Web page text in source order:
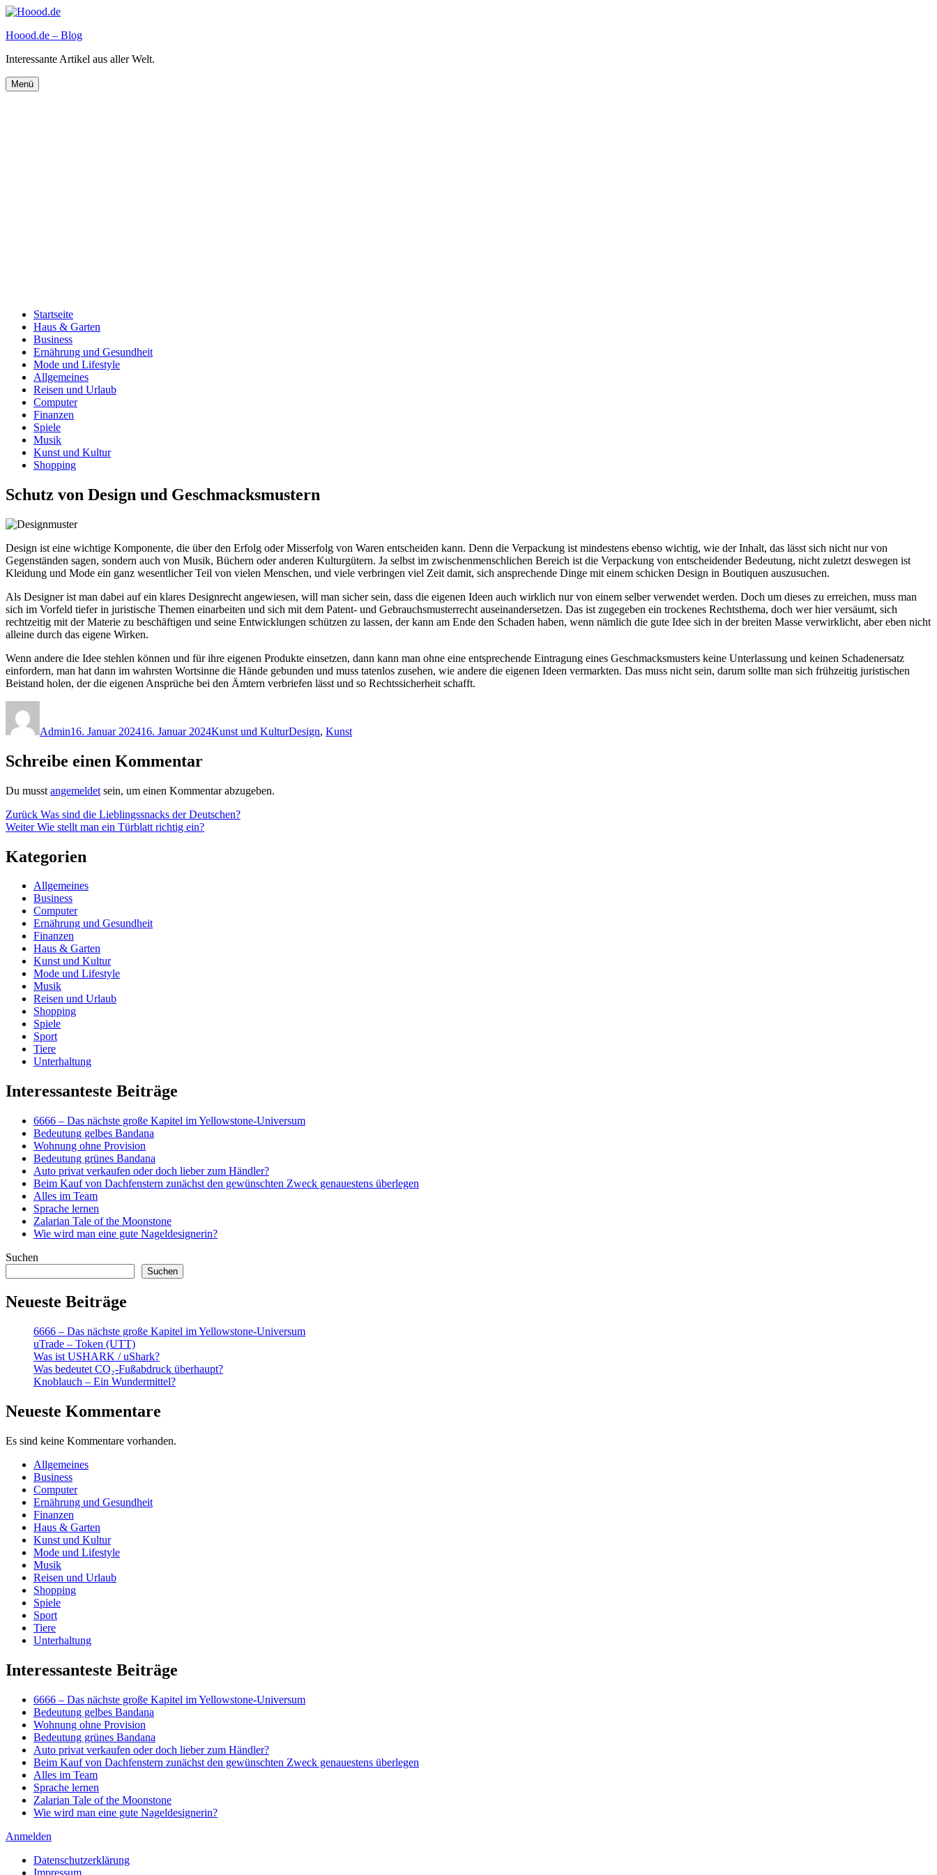
Zum
springen
Hoood.de – Blog
Interessante Artikel aus aller Welt.
Menü
Startseite
Haus & Garten
Business
Ernährung und Gesundheit
Mode und Lifestyle
Allgemeines
Reisen und Urlaub
Computer
Finanzen
Spiele
Musik
Kunst und Kultur
Shopping
Schutz von Design und Geschmacksmustern
Design ist eine wichtige Komponente, die über den Erfolg oder Misserfolg von Waren entscheiden kann. Denn die Verpackung ist mindestens ebenso wichtig, wie der Inhalt, das lässt sich nicht nur von
Gegenständen sagen, sondern auch von Musik, Büchern oder anderen Kulturgütern. Ja selbst im zwischenmenschlichen Bereich ist die Verpackung von entscheidender Bedeutung, nicht zuletzt deswegen ist
Kleidung und Mode ein ganz wesentlicher Teil von vielen Menschen, und viele verbringen viel Zeit damit, sich ansprechende Dinge mit einem schicken Design in Boutiquen auszusuchen.
Als Designer ist man dabei auf ein klares Designrecht angewiesen, will man sicher sein, dass die eigenen Ideen auch wirklich nur von einem selber verwendet werden. Doch um dieses zu erreichen, muss man
sich im Vorfeld tiefer in juristische Themen einarbeiten und sich mit dem Patent- und Gebrauchsmusterrecht auseinandersetzen. Das ist zugegeben ein trockenes Rechtsthema, doch wer hier versäumt, sich
rechtzeitig mit der Materie zu beschäftigen und seine Entwicklungen schützen zu lassen, der kann am Ende den Schaden haben, wenn nämlich die gute Idee sich in der breiten Masse verwirklicht, aber eben nicht
alleine durch das eigene Wirken.
Wenn andere die Idee stehlen können und für ihre eigenen Produkte einsetzen, dann kann man ohne eine entsprechende Eintragung eines Geschmacksmusters keine Unterlassung und keinen Schadenersatz
einfordern, man hat dann im wahrsten Wortsinne die Hände gebunden und muss tatenlos zusehen, wie andere die eigenen Ideen vermarkten. Das muss nicht sein, darum sollte man sich frühzeitig juristischen
Beistand holen, der die eigenen Ansprüche bei den Ämtern verbriefen lässt und so Rechtssicherheit schafft.
Admin16. Januar 202416. Januar 2024Kunst und KulturDesign, Kunst
Schreibe einen Kommentar
Du musst angemeldet sein, um einen Kommentar abzugeben.
Beitragsnavigation
Zurück Vorheriger
Beitrag:
Was sind die Lieblingssnacks der Deutschen?
Weiter Nächster
Wie stellt man ein Türblatt richtig ein?
Kategorien
Allgemeines
Business
Computer
Ernährung und Gesundheit
Finanzen
Haus & Garten
Kunst und Kultur
Mode und Lifestyle
Musik
Reisen und Urlaub
Shopping
Spiele
Sport
Tiere
Unterhaltung
Interessanteste Beiträge
6666 – Das nächste große Kapitel im Yellowstone-Universum
Bedeutung gelbes Bandana
Wohnung ohne Provision
Bedeutung grünes Bandana
Auto privat verkaufen oder doch lieber zum Händler?
Beim Kauf von Dachfenstern zunächst den gewünschten Zweck genauestens überlegen
Alles im Team
Sprache lernen
Zalarian Tale of the Moonstone
Wie wird man eine gute Nageldesignerin?
Suchen
Suchen
Neueste Beiträge
6666 – Das nächste große Kapitel im Yellowstone-Universum
uTrade – Token (UTT)
Was ist USHARK / uShark?
Was bedeutet CO₂-Fußabdruck überhaupt?
Knoblauch – Ein Wundermittel?
Neueste Kommentare
Es sind keine Kommentare vorhanden.
Allgemeines
Business
Computer
Ernährung und Gesundheit
Finanzen
Haus & Garten
Kunst und Kultur
Mode und Lifestyle
Musik
Reisen und Urlaub
Shopping
Spiele
Sport
Tiere
Unterhaltung
Interessanteste Beiträge
6666 – Das nächste große Kapitel im Yellowstone-Universum
Bedeutung gelbes Bandana
Wohnung ohne Provision
Bedeutung grünes Bandana
Auto privat verkaufen oder doch lieber zum Händler?
Beim Kauf von Dachfenstern zunächst den gewünschten Zweck genauestens überlegen
Alles im Team
Sprache lernen
Zalarian Tale of the Moonstone
Wie wird man eine gute Nageldesignerin?
Anmelden
Datenschutzerklärung
Impressum